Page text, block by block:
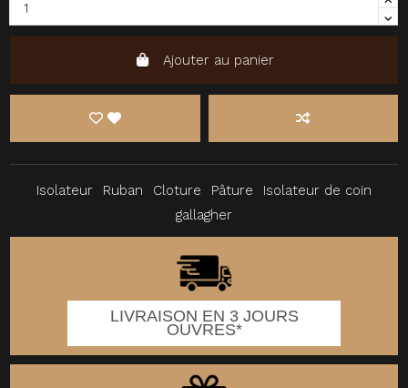
Ajouter au panier
Isolateur Ruban Cloture Pâture
Isolateur de coin
gallagher
LIVRAISON EN 3 JOURS
OUVRES*